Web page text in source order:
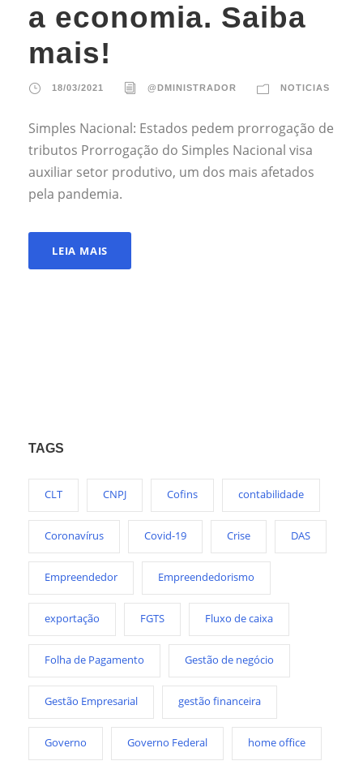
a economia. Saiba
mais!
18/03/2021 @DMINISTRADOR NOTICIAS
Simples Nacional: Estados pedem prorrogação de
tributos Prorrogação do Simples Nacional visa
auxiliar setor produtivo, um dos mais afetados
pela pandemia.
LEIA MAIS
TAGS
CLT CNPJ Cofins contabilidade
Coronavírus Covid-19 Crise DAS
Empreendedor Empreendedorismo
exportação FGTS Fluxo de caixa
Folha de Pagamento Gestão de negócio
Gestão Empresarial gestão financeira
Governo Governo Federal home office